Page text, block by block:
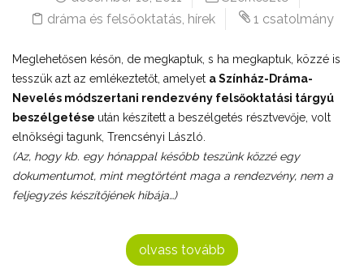
dráma és felsőoktatás, hírek 1 csatolmány
Meglehetősen későn, de megkaptuk, s ha megkaptuk, közzé is
tesszük azt az emlékeztetőt, amelyet a Színház-Dráma-
Nevelés módszertani rendezvény felsőoktatási tárgyú
beszélgetése után készített a beszélgetés résztvevője, volt
elnökségi tagunk, Trencsényi László.
(Az, hogy kb. egy hónappal később teszünk közzé egy
dokumentumot, mint megtörtént maga a rendezvény, nem a
feljegyzés készítőjének hibája…)
olvass tovább